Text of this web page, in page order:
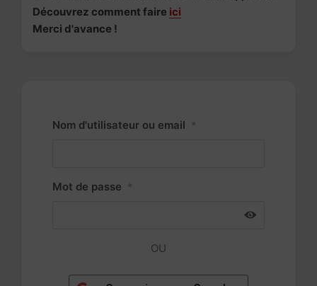
Découvrez comment faire ici
Merci d'avance !
Nom d'utilisateur ou email *
Mot de passe *
OU